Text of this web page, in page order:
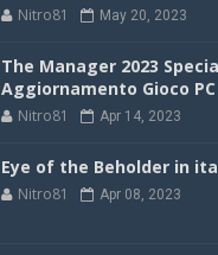
Nitro81 May 20, 2023
The Manager 2023
Aggiornamento Gioco PC
Nitro81 Apr 14, 2023
Eye of the Beholder in
Nitro81 Apr 08, 2023